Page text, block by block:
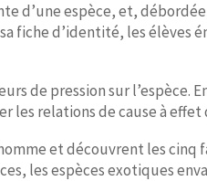
d’une espèce, et,
fiche d’identité, les élèves
de pression sur l’espèce.
les relations de cause à
et découvrent les cinq
les espèces exotiques